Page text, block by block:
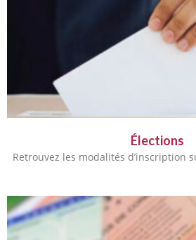
Élections
Retrouvez les modalités d’inscription